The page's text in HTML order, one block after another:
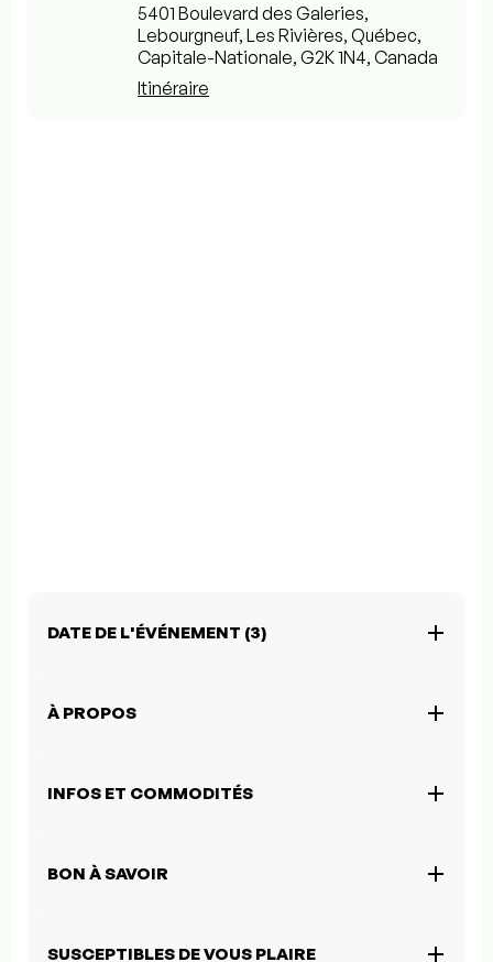
5401 Boulevard des Galeries,
Lebourgneuf, Les Rivières, Québec,
Capitale-Nationale, G2K 1N4, Canada
Itinéraire
DATE DE L'ÉVÉNEMENT (3)
À PROPOS
INFOS ET COMMODITÉS
BON À SAVOIR
SUSCEPTIBLES DE VOUS PLAIRE